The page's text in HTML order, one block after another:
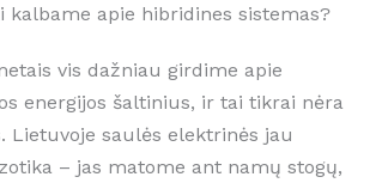
kalbame apie hibridines sistemas?
vis dažniau girdime apie
energijos šaltinius, ir tai tikrai nėra
Lietuvoje saulės elektrinės jau
– jas matome ant namų stogų,